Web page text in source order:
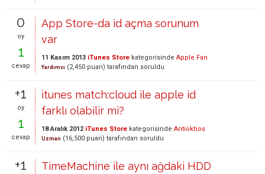
0
oy
1
cevap
App Store-da id açma sorunum
var
11 Kasım 2013 iTunes Store kategorisinde Apple Fan
Yardımcı (2,450 puan) tarafından soruldu
+1
oy
1
cevap
itunes match:cloud ile apple id
farklı olabilir mi?
18 Aralık 2012 iTunes Store kategorisinde Antiokhos
Uzman (16,500 puan) tarafından soruldu
+1
TimeMachine ile aynı ağdaki HDD